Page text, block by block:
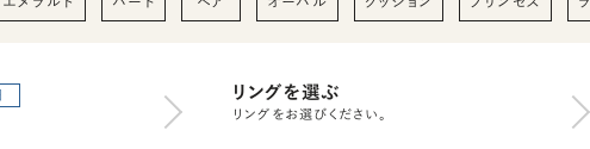
リングを選ぶ
リングをお選びください。